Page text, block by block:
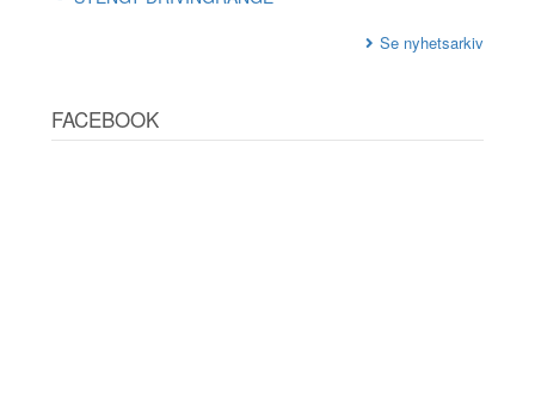
Se nyhetsarkiv
FACEBOOK